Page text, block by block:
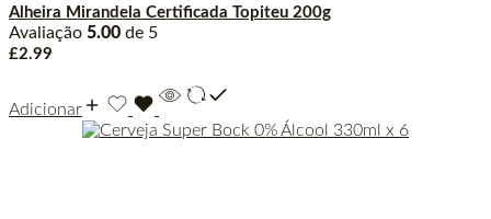
Alheira Mirandela Certificada Topiteu 200g
Avaliação 5.00 de 5
£2.99
Adicionar